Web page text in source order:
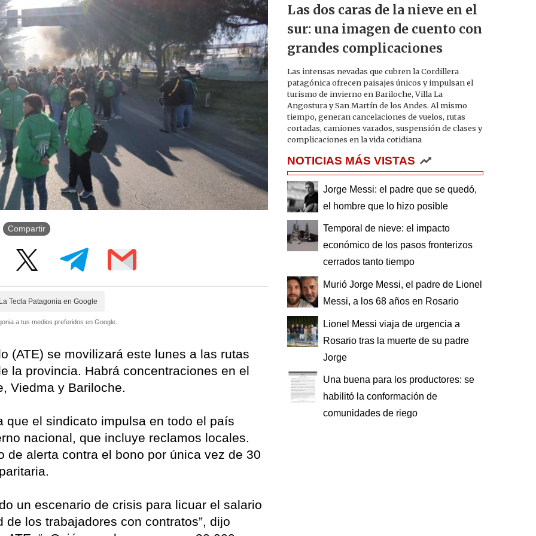
Compartir
Tecla Patagonia en Google
a tus medios preferidos en Google.
(ATE) se movilizará este lunes a las rutas
la provincia. Habrá concentraciones en el
Viedma y Bariloche.
el sindicato impulsa en todo el país
nacional, que incluye reclamos locales.
de alerta contra el bono por única vez de 30
un escenario de crisis para licuar el salario
los trabajadores con contratos”, dijo
Las dos caras de la nieve en el
sur: una imagen de cuento con
grandes complicaciones
Las intensas nevadas que cubren la Cordillera
patagónica ofrecen paisajes únicos y impulsan el
turismo de invierno en Bariloche, Villa La
Angostura y San Martín de los Andes. Al mismo
tiempo, generan cancelaciones de vuelos, rutas
cortadas, camiones varados, suspensión de clases y
complicaciones en la vida cotidiana
NOTICIAS MÁS VISTAS
Jorge Messi: el padre que se quedó,
el hombre que lo hizo posible
Temporal de nieve: el impacto
económico de los pasos fronterizos
cerrados tanto tiempo
Murió Jorge Messi, el padre de Lionel
Messi, a los 68 años en Rosario
Lionel Messi viaja de urgencia a
Rosario tras la muerte de su padre
Jorge
Una buena para los productores: se
habilitó la conformación de
comunidades de riego